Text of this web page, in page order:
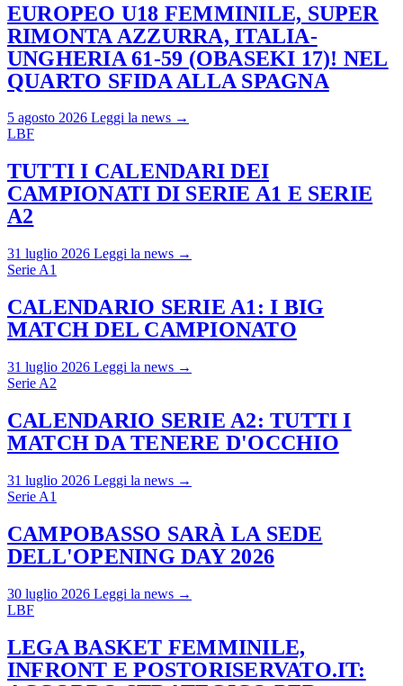
EUROPEO U18 FEMMINILE, SUPER
RIMONTA AZZURRA, ITALIA-
UNGHERIA 61-59 (OBASEKI 17)! NEL
QUARTO SFIDA ALLA SPAGNA
5 agosto 2026 Leggi la news →
LBF
TUTTI I CALENDARI DEI
CAMPIONATI DI SERIE A1 E SERIE
A2
31 luglio 2026 Leggi la news →
Serie A1
CALENDARIO SERIE A1: I BIG
MATCH DEL CAMPIONATO
31 luglio 2026 Leggi la news →
Serie A2
CALENDARIO SERIE A2: TUTTI I
MATCH DA TENERE D'OCCHIO
31 luglio 2026 Leggi la news →
Serie A1
CAMPOBASSO SARÀ LA SEDE
DELL'OPENING DAY 2026
30 luglio 2026 Leggi la news →
LBF
LEGA BASKET FEMMINILE,
INFRONT E POSTORISERVATO.IT: